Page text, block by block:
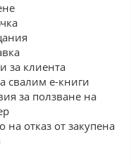
за клиента
свалим е-книги
за ползване на
на отказ от закупена